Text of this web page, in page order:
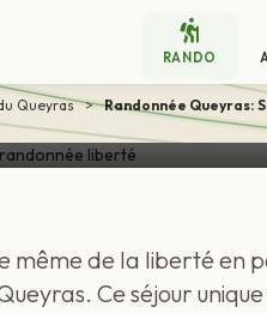
RANDO
Queyras > Randonnée Queyras:
même de la liberté en
Ce séjour